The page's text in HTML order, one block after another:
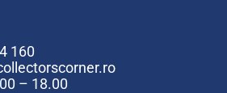
160
– 18.00